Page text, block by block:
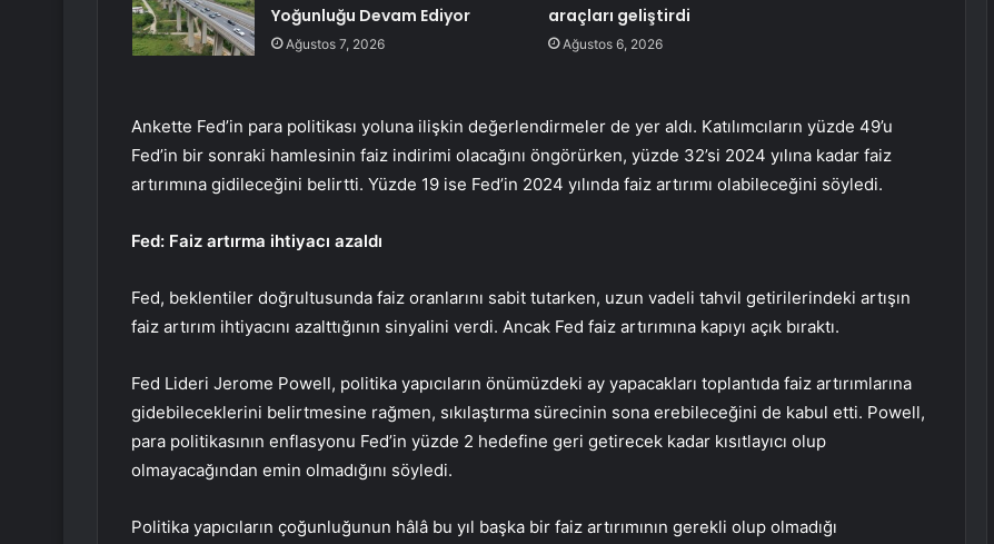
Yoğunluğu Devam Ediyor
Ağustos 7, 2026
araçları geliştirdi
Ağustos 6, 2026
Ankette Fed’in para politikası yoluna ilişkin değerlendirmeler de yer aldı. Katılımcıların yüzde 49’u
Fed’in bir sonraki hamlesinin faiz indirimi olacağını öngörürken, yüzde 32’si 2024 yılına kadar faiz
artırımına gidileceğini belirtti. Yüzde 19 ise Fed’in 2024 yılında faiz artırımı olabileceğini söyledi.
Fed: Faiz artırma ihtiyacı azaldı
Fed, beklentiler doğrultusunda faiz oranlarını sabit tutarken, uzun vadeli tahvil getirilerindeki artışın
faiz artırım ihtiyacını azalttığının sinyalini verdi. Ancak Fed faiz artırımına kapıyı açık bıraktı.
Fed Lideri Jerome Powell, politika yapıcıların önümüzdeki ay yapacakları toplantıda faiz artırımlarına
gidebileceklerini belirtmesine rağmen, sıkılaştırma sürecinin sona erebileceğini de kabul etti. Powell,
para politikasının enflasyonu Fed’in yüzde 2 hedefine geri getirecek kadar kısıtlayıcı olup
olmayacağından emin olmadığını söyledi.
Politika yapıcıların çoğunluğunun hâlâ bu yıl başka bir faiz artırımının gerekli olup olmadığı